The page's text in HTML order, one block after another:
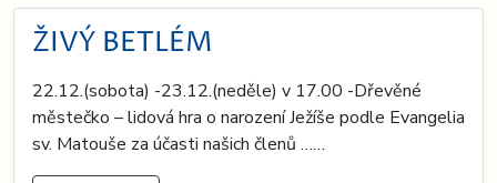
ŽIVÝ BETLÉM
22.12.(sobota) -23.12.(neděle) v 17.00 -Dřevěné
městečko – lidová hra o narození Ježíše podle Evangelia
sv. Matouše za účasti našich členů ……